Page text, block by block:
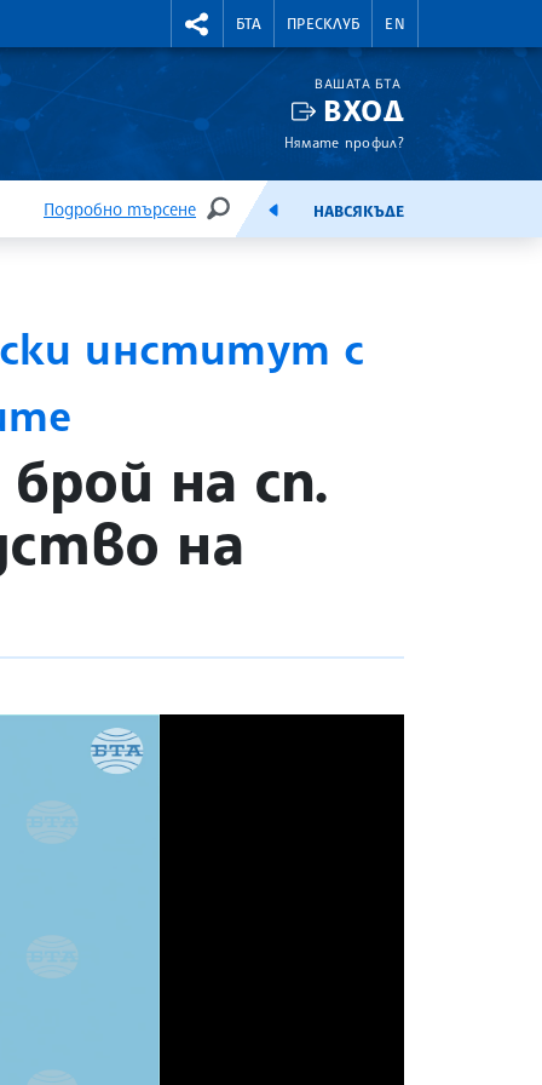
КУРСОВЕ RIGHTMENU.SOCIAL
БТА ПРЕСКЛУБ EN
ВАШАТА БТА
ВХОД
Нямате профил?
Подробно търсене
ТЪРСЕНЕЕМИСИЯНАВСЯКЪДЕ
институт с
на сп.
на